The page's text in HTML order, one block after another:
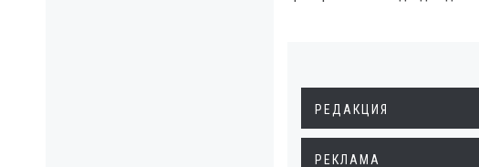
РЕДАКЦИЯ
РЕКЛАМА